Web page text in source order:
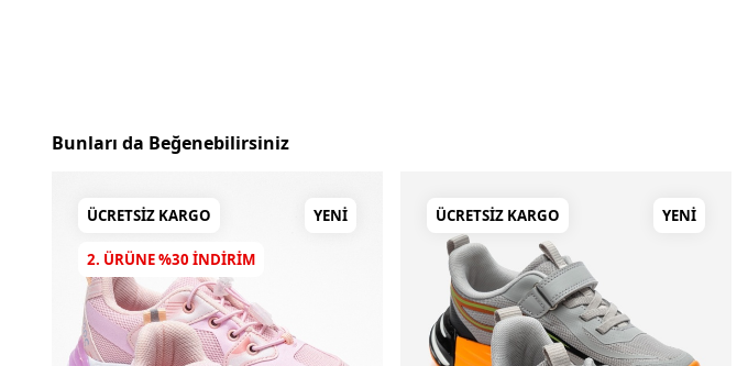
Bunları da Beğenebilirsiniz
ÜCRETSIZ KARGO YENI
2. ÜRÜNE %30 INDIRIM
ÜCRETSIZ KARGO YENI